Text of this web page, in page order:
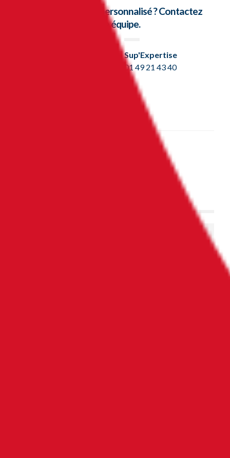
Besoin d’un conseil personnalisé ? Contactez
dès maintenant notre équipe.
Sup'Expertise
01 49 21 43 40